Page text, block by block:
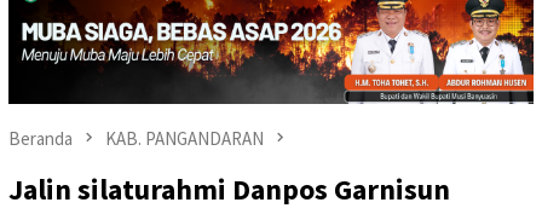
Beranda KAB. PANGANDARAN
Jalin silaturahmi Danpos Garnisun